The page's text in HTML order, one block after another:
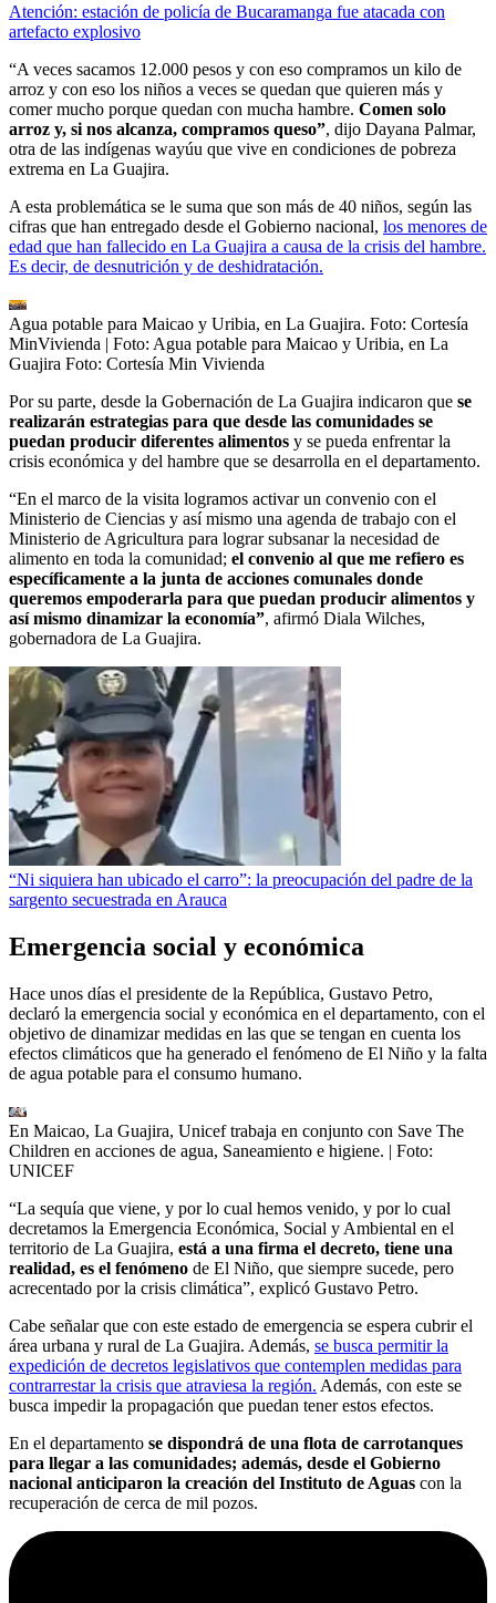
Atención: estación de policía de Bucaramanga fue atacada con
artefacto explosivo
“A veces sacamos 12.000 pesos y con eso compramos un kilo de
arroz y con eso los niños a veces se quedan que quieren más y
comer mucho porque quedan con mucha hambre. Comen solo
arroz y, si nos alcanza, compramos queso”, dijo Dayana Palmar,
otra de las indígenas wayúu que vive en condiciones de pobreza
extrema en La Guajira.
A esta problemática se le suma que son más de 40 niños, según las
cifras que han entregado desde el Gobierno nacional, los menores de
edad que han fallecido en La Guajira a causa de la crisis del hambre.
Es decir, de desnutrición y de deshidratación.
Agua potable para Maicao y Uribia, en La Guajira. Foto: Cortesía
MinVivienda | Foto: Agua potable para Maicao y Uribia, en La
Guajira Foto: Cortesía Min Vivienda
Por su parte, desde la Gobernación de La Guajira indicaron que se
realizarán estrategias para que desde las comunidades se
puedan producir diferentes alimentos y se pueda enfrentar la
crisis económica y del hambre que se desarrolla en el departamento.
“En el marco de la visita logramos activar un convenio con el
Ministerio de Ciencias y así mismo una agenda de trabajo con el
Ministerio de Agricultura para lograr subsanar la necesidad de
alimento en toda la comunidad; el convenio al que me refiero es
específicamente a la junta de acciones comunales donde
queremos empoderarla para que puedan producir alimentos y
así mismo dinamizar la economía”, afirmó Diala Wilches,
gobernadora de La Guajira.
“Ni siquiera han ubicado el carro”: la preocupación del padre de la
sargento secuestrada en Arauca
Emergencia social y económica
Hace unos días el presidente de la República, Gustavo Petro,
declaró la emergencia social y económica en el departamento, con el
objetivo de dinamizar medidas en las que se tengan en cuenta los
efectos climáticos que ha generado el fenómeno de El Niño y la falta
de agua potable para el consumo humano.
En Maicao, La Guajira, Unicef trabaja en conjunto con Save The
Children en acciones de agua, Saneamiento e higiene. | Foto:
UNICEF
“La sequía que viene, y por lo cual hemos venido, y por lo cual
decretamos la Emergencia Económica, Social y Ambiental en el
territorio de La Guajira, está a una firma el decreto, tiene una
realidad, es el fenómeno de El Niño, que siempre sucede, pero
acrecentado por la crisis climática”, explicó Gustavo Petro.
Cabe señalar que con este estado de emergencia se espera cubrir el
área urbana y rural de La Guajira. Además, se busca permitir la
expedición de decretos legislativos que contemplen medidas para
contrarrestar la crisis que atraviesa la región. Además, con este se
busca impedir la propagación que puedan tener estos efectos.
En el departamento se dispondrá de una flota de carrotanques
para llegar a las comunidades; además, desde el Gobierno
nacional anticiparon la creación del Instituto de Aguas con la
recuperación de cerca de mil pozos.